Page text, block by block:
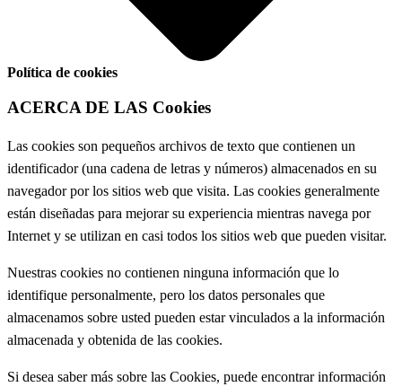
Política de cookies
ACERCA DE LAS Cookies
Las cookies son pequeños archivos de texto que contienen un
identificador (una cadena de letras y números) almacenados en su
navegador por los sitios web que visita. Las cookies generalmente
están diseñadas para mejorar su experiencia mientras navega por
Internet y se utilizan en casi todos los sitios web que pueden visitar.
Nuestras cookies no contienen ninguna información que lo
identifique personalmente, pero los datos personales que
almacenamos sobre usted pueden estar vinculados a la información
almacenada y obtenida de las cookies.
Si desea saber más sobre las Cookies, puede encontrar información